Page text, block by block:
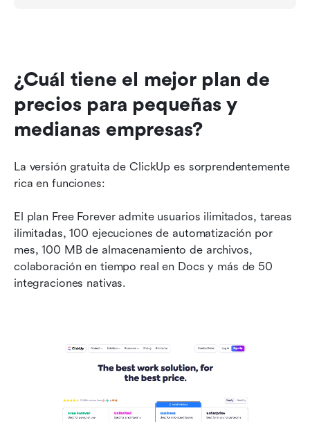
¿Cuál tiene el mejor plan de
precios para pequeñas y
medianas empresas?
La versión gratuita de ClickUp es sorprendentemente
rica en funciones:
El plan Free Forever admite usuarios ilimitados, tareas
ilimitadas, 100 ejecuciones de automatización por
mes, 100 MB de almacenamiento de archivos,
colaboración en tiempo real en Docs y más de 50
integraciones nativas.